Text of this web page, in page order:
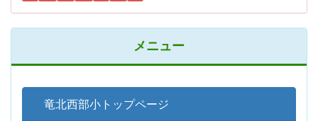
メニュー
竜北西部小トップページ